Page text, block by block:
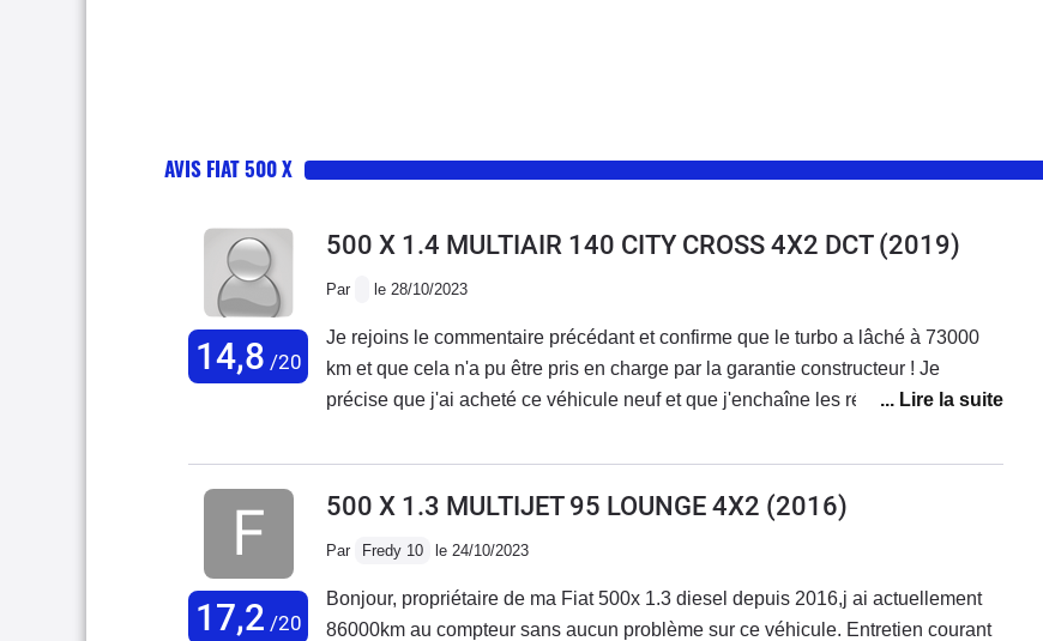
AVIS FIAT 500 X
14,8 /20
500 X 1.4 MULTIAIR 140 CITY CROSS 4X2 DCT(2019)
Par le 28/10/2023
Je rejoins le commentaire précédant et confirme que le turbo a lâché à 73000
km et que cela n'a pu être pris en charge par la garantie constructeur ! Je
précise que j'ai acheté ce véhicule neuf et que j'enchaîne les réparations ! Ma
17,2 /20
500 X 1.3 MULTIJET 95 LOUNGE 4X2 (2016)
Par Fredy 10 le 24/10/2023
Bonjour, propriétaire de ma Fiat 500x 1.3 diesel depuis 2016,j ai actuellement
86000km au compteur sans aucun problème sur ce véhicule. Entretien courant